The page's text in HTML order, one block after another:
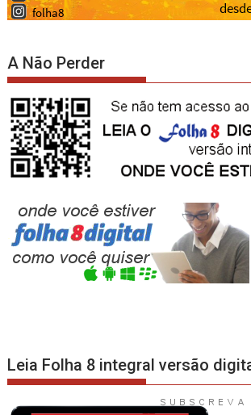
A Não Perder
Leia Folha 8 integral versão